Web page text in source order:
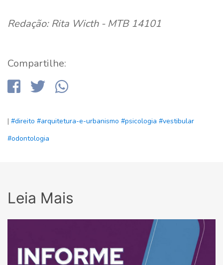
Redação: Rita Wicth - MTB 14101
Compartilhe:
| #direito #arquitetura-e-urbanismo #psicologia #vestibular
#odontologia
Leia Mais